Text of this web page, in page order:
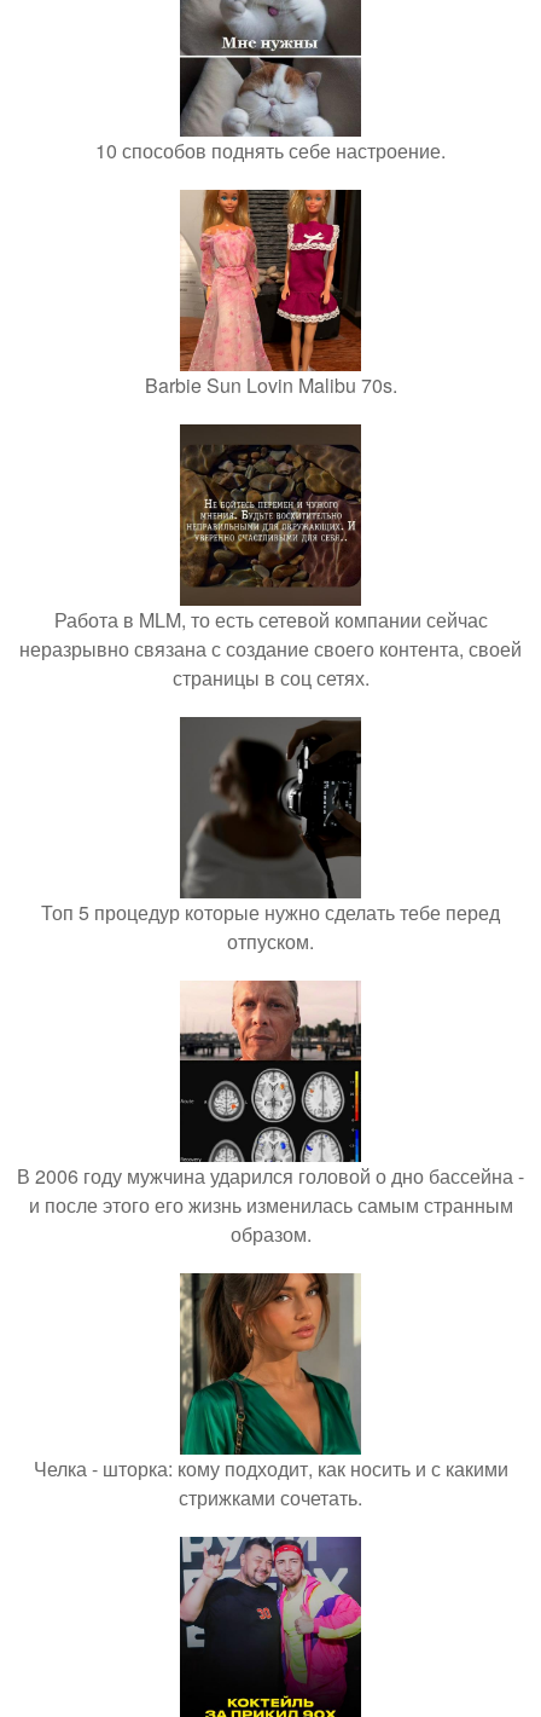
10 способов поднять себе настроение.
Barbie Sun Lovin Malibu 70s.
Работа в MLM, то есть сетевой компании сейчас
неразрывно связана с создание своего контента, своей
страницы в соц сетях.
Топ 5 процедур которые нужно сделать тебе перед
отпуском.
В 2006 году мужчина ударился головой о дно бассейна -
и после этого его жизнь изменилась самым странным
образом.
Челка - шторка: кому подходит, как носить и с какими
стрижками сочетать.